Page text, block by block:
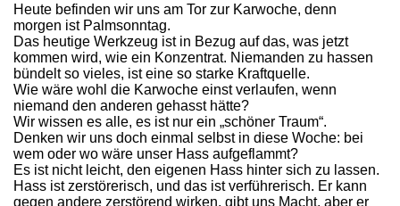
Heute befinden wir uns am Tor zur Karwoche, denn
morgen ist Palmsonntag.
Das heutige Werkzeug ist in Bezug auf das, was jetzt
kommen wird, wie ein Konzentrat. Niemanden zu hassen
bündelt so vieles, ist eine so starke Kraftquelle.
Wie wäre wohl die Karwoche einst verlaufen, wenn
niemand den anderen gehasst hätte?
Wir wissen es alle, es ist nur ein „schöner Traum“.
Denken wir uns doch einmal selbst in diese Woche: bei
wem oder wo wäre unser Hass aufgeflammt?
Es ist nicht leicht, den eigenen Hass hinter sich zu lassen.
Hass ist zerstörerisch, und das ist verführerisch. Er kann
gegen andere zerstörend wirken, gibt uns Macht, aber er